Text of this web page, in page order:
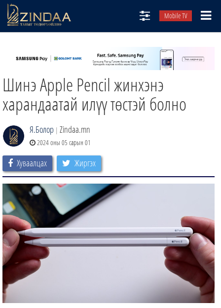
Mobile TV
ТВ8
ӨГЛӨӨНИЙ СОНИН
АУДИО ЗОХИОЛ
ЗИНДАА СЭТГҮҮЛ
Шинэ Apple Pencil жинхэнэ
харандаатай илүү төстэй болно
Я.Болор | Zindaa.mn
2024 оны 05 сарын 01
Хуваалцах Жиргэх